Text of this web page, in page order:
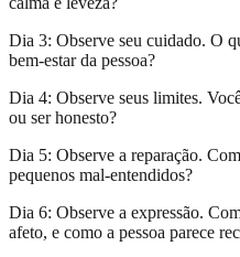
Dia 3: Observe seu cuidado. O
bem-estar da pessoa?
Dia 4: Observe seus limites.
ou ser honesto?
Dia 5: Observe a reparação.
pequenos mal-entendidos?
Dia 6: Observe a expressão.
afeto, e como a pessoa parece